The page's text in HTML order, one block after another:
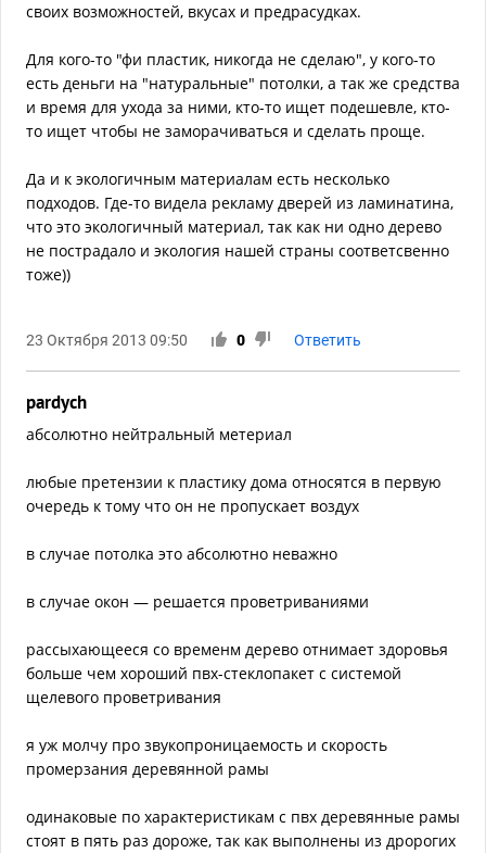
своих возможностей, вкусах и предрасудках.
Для кого-то "фи пластик, никогда не сделаю", у кого-то
есть деньги на "натуральные" потолки, а так же средства
и время для ухода за ними, кто-то ищет подешевле, кто-
то ищет чтобы не заморачиваться и сделать проще.
Да и к экологичным материалам есть несколько
подходов. Где-то видела рекламу дверей из ламинатина,
что это экологичный материал, так как ни одно дерево
не пострадало и экология нашей страны соответсвенно
тоже))
23 Октября 2013 09:50 0 Ответить
pardych
абсолютно нейтральный метериал
любые претензии к пластику дома относятся в первую
очередь к тому что он не пропускает воздух
в случае потолка это абсолютно неважно
в случае окон — решается проветриваниями
рассыхающееся со временм дерево отнимает здоровья
больше чем хороший пвх-стеклопакет с системой
щелевого проветривания
я уж молчу про звукопроницаемость и скорость
промерзания деревянной рамы
одинаковые по характеристикам с пвх деревянные рамы
стоят в пять раз дороже, так как выполнены из дророгих